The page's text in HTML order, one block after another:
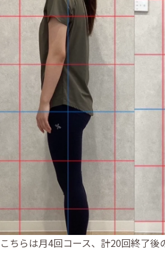
こちらは月4回コース、計20回終了後